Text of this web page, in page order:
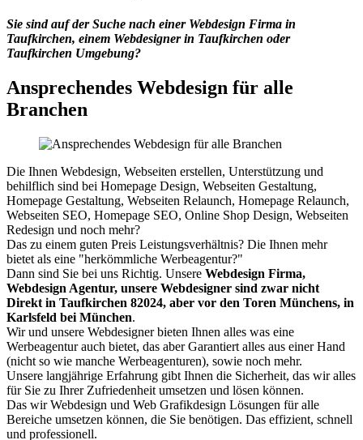
Sie sind auf der Suche nach einer Webdesign Firma in
Taufkirchen, einem Webdesigner in Taufkirchen oder
Taufkirchen Umgebung?
Ansprechendes Webdesign für alle
Branchen
Die Ihnen Webdesign, Webseiten erstellen, Unterstützung und
behilflich sind bei Homepage Design, Webseiten Gestaltung,
Homepage Gestaltung, Webseiten Relaunch, Homepage Relaunch,
Webseiten SEO, Homepage SEO, Online Shop Design, Webseiten
Redesign und noch mehr?
Das zu einem guten Preis Leistungsverhältnis? Die Ihnen mehr
bietet als eine "herkömmliche Werbeagentur?"
Dann sind Sie bei uns Richtig. Unsere Webdesign Firma,
Webdesign Agentur, unsere Webdesigner sind zwar nicht
Direkt in Taufkirchen 82024, aber vor den Toren Münchens, in
Karlsfeld bei München.
Wir und unsere Webdesigner bieten Ihnen alles was eine
Werbeagentur auch bietet, das aber Garantiert alles aus einer Hand
(nicht so wie manche Werbeagenturen), sowie noch mehr.
Unsere langjährige Erfahrung gibt Ihnen die Sicherheit, das wir alles
für Sie zu Ihrer Zufriedenheit umsetzen und lösen können.
Das wir Webdesign und Web Grafikdesign Lösungen für alle
Bereiche umsetzen können, die Sie benötigen. Das effizient, schnell
und professionell.